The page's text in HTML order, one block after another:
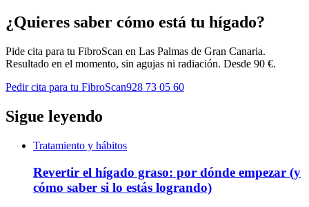
¿Quieres saber cómo está tu hígado?
Pide cita para tu FibroScan en Las Palmas de Gran Canaria.
Resultado en el momento, sin agujas ni radiación. Desde 90 €.
Pedir cita para tu FibroScan928 73 05 60
Sigue leyendo
Tratamiento y hábitos
Revertir el hígado graso: por dónde empezar (y
cómo saber si lo estás logrando)